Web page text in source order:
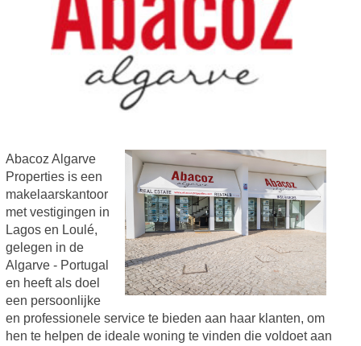
Abacoz Algarve
Properties is een
makelaarskantoor
met vestigingen in
Lagos en Loulé,
gelegen in de
Algarve - Portugal
en heeft als doel
een persoonlijke
en professionele service te bieden aan haar klanten, om
hen te helpen de ideale woning te vinden die voldoet aan